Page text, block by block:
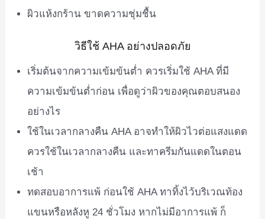
ผิวแห้งกร้าน ขาดความชุ่มชื้น
วิธีใช้ AHA อย่างปลอดภัย
เริ่มต้นจากความเข้มข้นต่ำ ควรเริ่มใช้ AHA ที่มี
ความเข้มข้นต่ำก่อน เพื่อดูว่าผิวของคุณตอบสนอง
อย่างไร
ใช้ในเวลากลางคืน AHA อาจทำให้ผิวไวต่อแสงแดด
ควรใช้ในเวลากลางคืน และทาครีมกันแดดในตอน
เช้า
ทดสอบอาการแพ้ ก่อนใช้ AHA ทาทิ้งไว้บริเวณท้อง
แขนหรือหลังหู 24 ชั่วโมง หากไม่มีอาการแพ้ ก็